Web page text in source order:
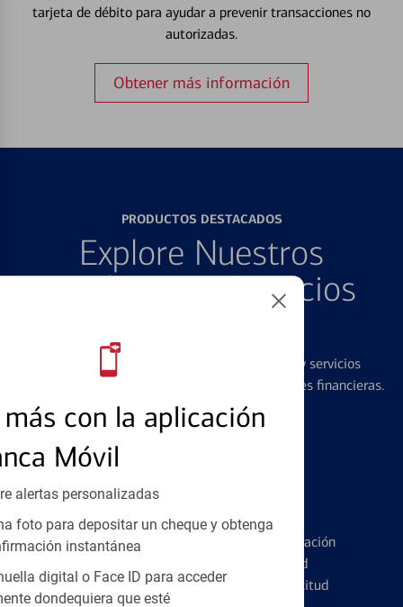
con la aplicación
Móvil
alertas personalizadas
foto para depositar un cheque y obtenga
instantánea
digital o Face ID para acceder
dondequiera que esté
tarjeta de débito para ayudar a prevenir transacciones no
autorizadas.
Obtener más información
PRODUCTOS DESTACADOS
Explore Nuestros
Productos y Servicios
Ofrecemos una amplia gama de productos y servicios
diseñados para ayudar con todas sus necesidades financieras.
Conozca los pormenores de la administración
de tarjetas de crédito y la identidad
financiera antes de presentar una solicitud